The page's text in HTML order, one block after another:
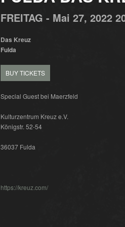
FREITAG - Mai 27, 2022
Das Kreuz
Fulda
BUY TICKETS
Special Guest bei Maerzfeld
Kulturzentrum Kreuz e.V.
Königstr. 52-54
36037 Fulda
https://kreuz.com/